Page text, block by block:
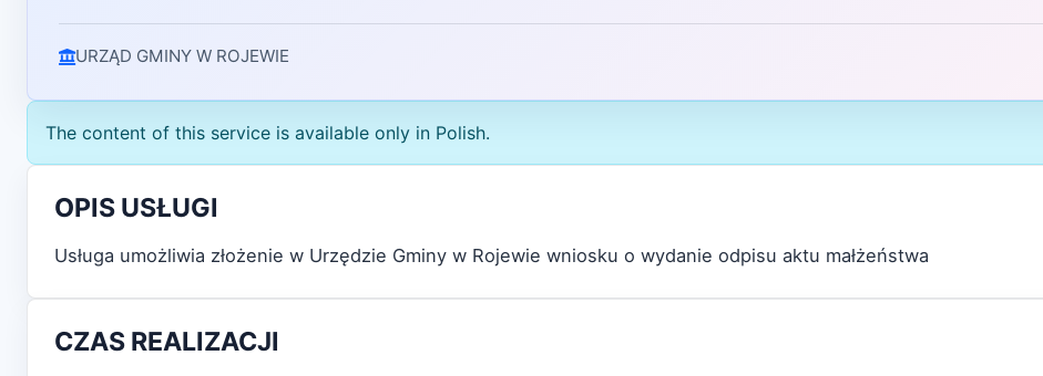
URZĄD GMINY W ROJEWIE
The content of this service is available only in Polish.
OPIS USŁUGI
Usługa umożliwia złożenie w Urzędzie Gminy w Rojewie wniosku o wydanie odpisu aktu małżeństwa
CZAS REALIZACJI